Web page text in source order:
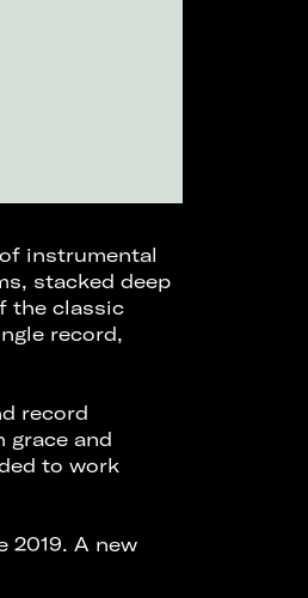
instrumental
stacked deep
the classic
record,
record
grace and
to work
2019. A new